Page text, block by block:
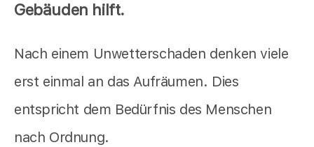
Gebäuden hilft.
Nach einem Unwetterschaden denken viele
erst einmal an das Aufräumen. Dies
entspricht dem Bedürfnis des Menschen
nach Ordnung.